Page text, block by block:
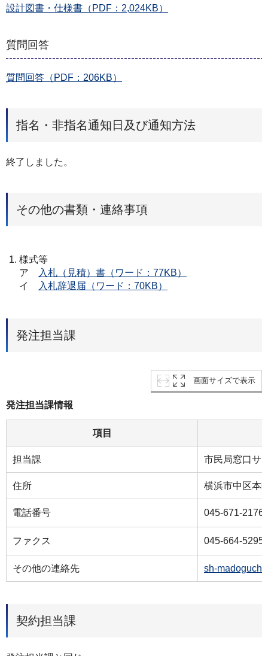
設計図書・仕様書（PDF：2,024KB）
質問回答
質問回答（PDF：206KB）
指名・非指名通知日及び通知方法
終了しました。
その他の書類・連絡事項
様式等
ア
入札（見積）書（ワード：77KB）
イ
入札辞退届（ワード：70KB）
発注担当課
画面サイズで表示
発注担当課情報
項目
担当課 市民局窓口サ
住所 横浜市中区本
電話番号 045-671-2176
ファクス 045-664-5295
その他の連絡先 sh-
契約担当課